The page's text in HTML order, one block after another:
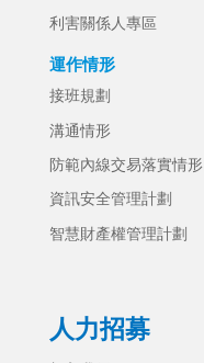
利害關係人專區
運作情形
接班規劃
溝通情形
防範內線交易落實情形
資訊安全管理計劃
智慧財產權管理計劃
人力招募